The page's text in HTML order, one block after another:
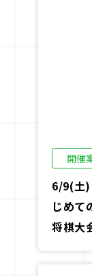
開催
6/9(土)
じめて
将棋大